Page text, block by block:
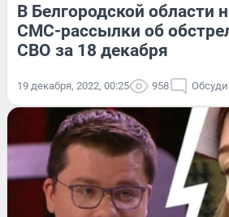
В Белгородской области
СМС-рассылки об
СВО за 18 декабря
19 декабря, 2022, 00:25 958